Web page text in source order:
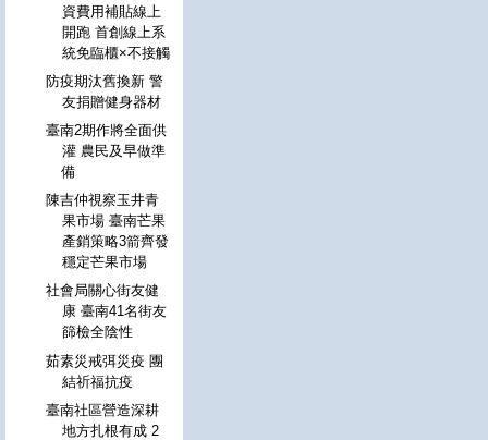
資費用補貼線上
開跑 首創線上系
統免臨櫃×不接觸
防疫期汰舊換新 警
友捐贈健身器材
臺南2期作將全面供
灌 農民及早做準
備
陳吉仲視察玉井青
果市場 臺南芒果
產銷策略3箭齊發
穩定芒果市場
社會局關心街友健
康 臺南41名街友
篩檢全陰性
茹素災戒弭災疫 團
結祈福抗疫
臺南社區營造深耕
地方扎根有成 2